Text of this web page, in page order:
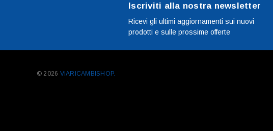
Iscriviti alla nostra newsletter
Ricevi gli ultimi aggiornamenti sui nuovi
prodotti e sulle prossime offerte
© 2026 VIARICAMBISHOP.